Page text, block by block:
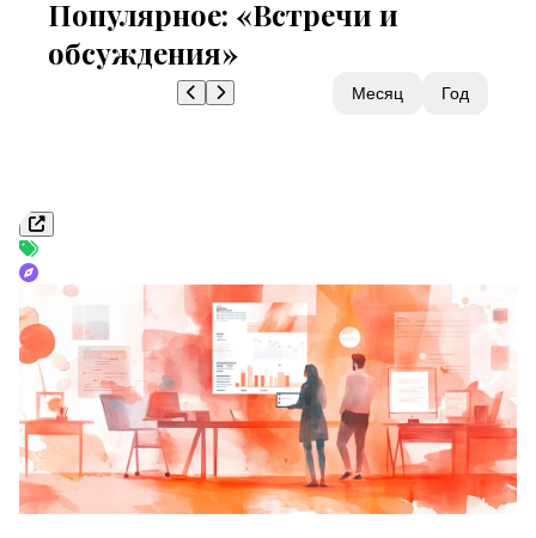
Популярное: «Встречи и
обсуждения»
Месяц Год